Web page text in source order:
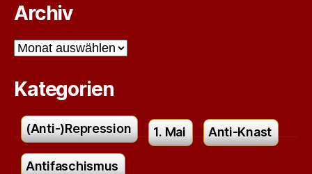
Archiv
Archiv
Kategorien
(Anti-)Repression 1. Mai Anti-Knast
Antifaschismus